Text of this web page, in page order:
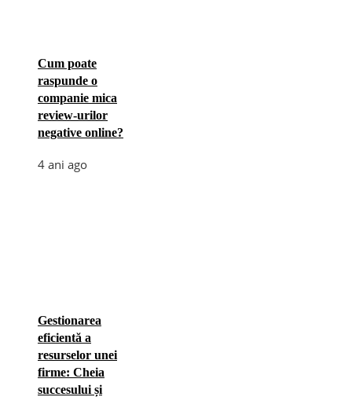
Cum poate
raspunde o
companie mica
review-urilor
negative online?
4 ani ago
Gestionarea
eficientă a
resurselor unei
firme: Cheia
succesului și